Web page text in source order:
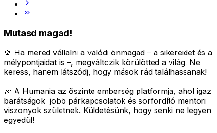
Mutasd magad!
🥁 Ha mered vállalni a valódi önmagad – a sikereidet és a
mélypontjaidat is –, megváltozik körülötted a világ. Ne
keress, hanem látszódj, hogy mások rád találhassanak!
🎉 A Humania az őszinte emberség platformja, ahol igaz
barátságok, jobb párkapcsolatok és sorfordító mentori
viszonyok születnek. Küldetésünk, hogy senki ne legyen
egyedül!